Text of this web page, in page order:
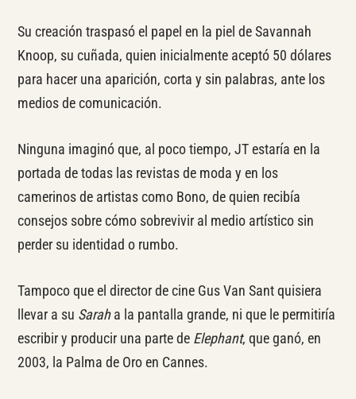
Su creación traspasó el papel en la piel de Savannah
Knoop, su cuñada, quien inicialmente aceptó 50 dólares
para hacer una aparición, corta y sin palabras, ante los
medios de comunicación.
Ninguna imaginó que, al poco tiempo, JT estaría en la
portada de todas las revistas de moda y en los
camerinos de artistas como Bono, de quien recibía
consejos sobre cómo sobrevivir al medio artístico sin
perder su identidad o rumbo.
Tampoco que el director de cine Gus Van Sant quisiera
llevar a su Saraha la pantalla grande, ni que le permitiría
escribir y producir una parte de Elephant, que ganó, en
2003, la Palma de Oro en Cannes.